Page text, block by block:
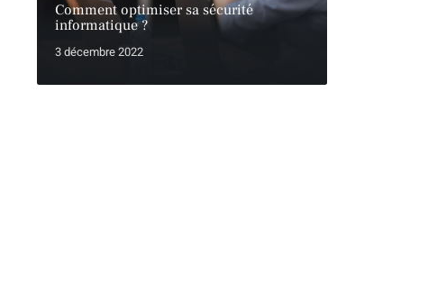
Comment optimiser sa sécurité
informatique ?
3 décembre 2022